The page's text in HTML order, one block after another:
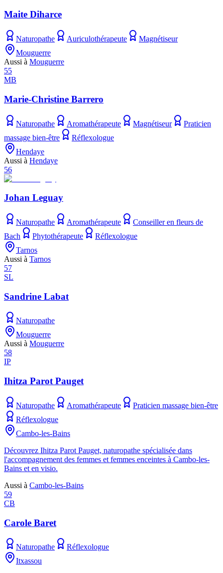
Maite Diharce
Naturopathe Auriculothérapeute
Magnétiseur
Mouguerre
Aussi à Mouguerre
55
MB
Marie-Christine Barrero
Naturopathe Aromathérapeute Magnétiseur
Praticien
massage bien-être
Réflexologue
Hendaye
Aussi à Hendaye
56
Johan Leguay
Naturopathe Aromathérapeute
Conseiller en fleurs de
Bach
Phytothérapeute
Réflexologue
Tarnos
Aussi à Tarnos
57
SL
Sandrine Labat
Naturopathe
Mouguerre
Aussi à Mouguerre
58
IP
Ihitza Parot Pauget
Naturopathe Aromathérapeute
Praticien massage bien-être
Réflexologue
Cambo-les-Bains
Découvrez Ihitza Parot Pauget, naturopathe spécialisée dans
l'accompagnement des femmes et femmes enceintes à Cambo-les-
Bains et en visio.
Aussi à Cambo-les-Bains
59
CB
Carole Baret
Naturopathe
Réflexologue
Itxassou